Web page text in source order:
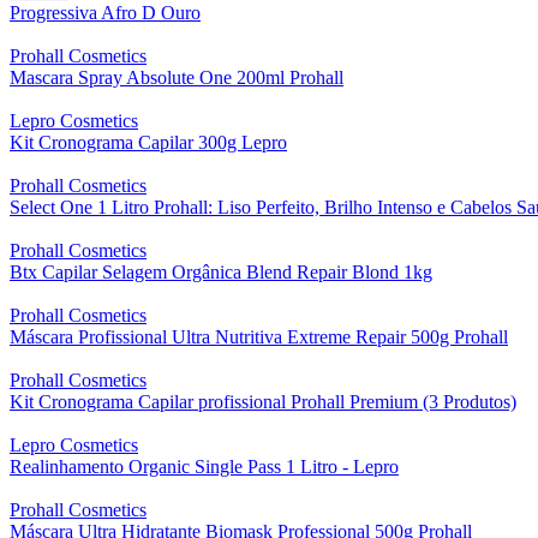
Progressiva Afro D Ouro
Prohall Cosmetics
Mascara Spray Absolute One 200ml Prohall
Lepro Cosmetics
Kit Cronograma Capilar 300g Lepro
Prohall Cosmetics
Select One 1 Litro Prohall: Liso Perfeito, Brilho Intenso e Cabelos
Prohall Cosmetics
Btx Capilar Selagem Orgânica Blend Repair Blond 1kg
Prohall Cosmetics
Máscara Profissional Ultra Nutritiva Extreme Repair 500g Prohall
Prohall Cosmetics
Kit Cronograma Capilar profissional Prohall Premium (3 Produtos)
Lepro Cosmetics
Realinhamento Organic Single Pass 1 Litro - Lepro
Prohall Cosmetics
Máscara Ultra Hidratante Biomask Professional 500g Prohall